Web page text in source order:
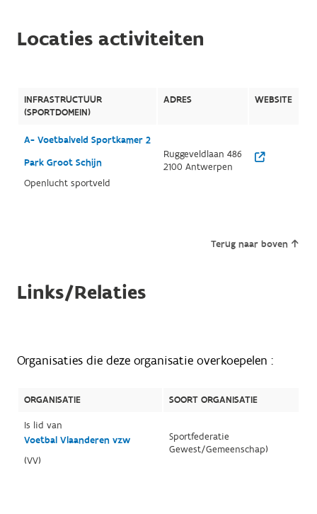
Locaties activiteiten
INFRASTRUCTUUR
(SPORTDOMEIN)
ADRES WEBSITE
A- Voetbalveld Sportkamer 2
Park Groot Schijn
Openlucht sportveld
Ruggeveldlaan 486
2100 Antwerpen
Terug naar boven
Links/Relaties
Organisaties die deze organisatie overkoepelen :
ORGANISATIE
SOORT ORGANISATIE
Is lid van
Voetbal Vlaanderen vzw
(VV)
Sportfederatie
Gewest/Gemeenschap)